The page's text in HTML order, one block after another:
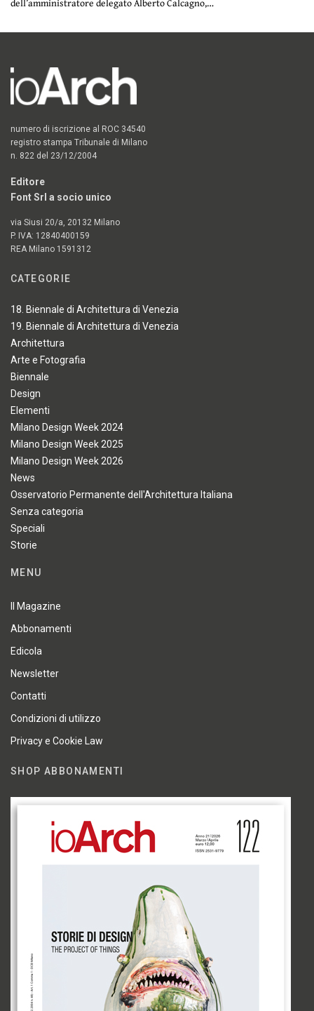
dell’amministratore delegato Alberto Calcagno,…
numero di iscrizione al ROC 34540
registro stampa Tribunale di Milano
n. 822 del 23/12/2004
Editore
Font Srl a socio unico
via Siusi 20/a, 20132 Milano
P. IVA: 12840400159
REA Milano 1591312
CATEGORIE
18. Biennale di Architettura di Venezia
19. Biennale di Architettura di Venezia
Architettura
Arte e Fotografia
Biennale
Design
Elementi
Milano Design Week 2024
Milano Design Week 2025
Milano Design Week 2026
News
Osservatorio Permanente dell'Architettura Italiana
Senza categoria
Speciali
Storie
MENU
Il Magazine
Abbonamenti
Edicola
Newsletter
Contatti
Condizioni di utilizzo
Privacy e Cookie Law
SHOP ABBONAMENTI